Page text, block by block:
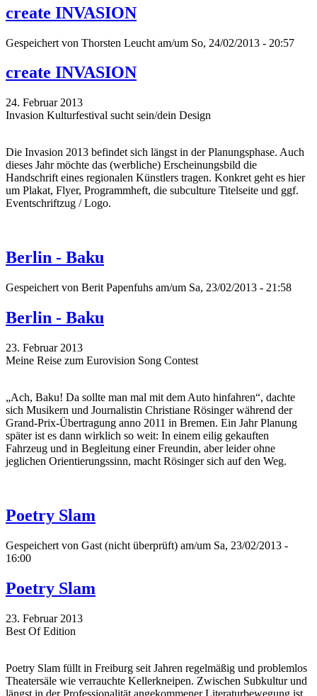
create INVASION
Gespeichert von Thorsten Leucht am/um So, 24/02/2013 - 20:57
create INVASION
24. Februar 2013
Invasion Kulturfestival sucht sein/dein Design
Die Invasion 2013 befindet sich längst in der Planungsphase. Auch
dieses Jahr möchte das (werbliche) Erscheinungsbild die
Handschrift eines regionalen Künstlers tragen. Konkret geht es hier
um Plakat, Flyer, Programmheft, die subculture Titelseite und ggf.
Eventschriftzug / Logo.
Berlin - Baku
Gespeichert von Berit Papenfuhs am/um Sa, 23/02/2013 - 21:58
Berlin - Baku
23. Februar 2013
Meine Reise zum Eurovision Song Contest
„Ach, Baku! Da sollte man mal mit dem Auto hinfahren“, dachte
sich Musikern und Journalistin Christiane Rösinger während der
Grand-Prix-Übertragung anno 2011 in Bremen. Ein Jahr Planung
später ist es dann wirklich so weit: In einem eilig gekauften
Fahrzeug und in Begleitung einer Freundin, aber leider ohne
jeglichen Orientierungssinn, macht Rösinger sich auf den Weg.
Poetry Slam
Gespeichert von Gast (nicht überprüft) am/um Sa, 23/02/2013 -
16:00
Poetry Slam
23. Februar 2013
Best Of Edition
Poetry Slam füllt in Freiburg seit Jahren regelmäßig und problemlos
Theatersäle wie verrauchte Kellerkneipen. Zwischen Subkultur und
längst in der Professionalität angekommener Literaturbewegung ist